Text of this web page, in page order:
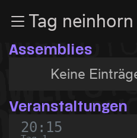
Zum InhaltTag neinhorn
Assemblies
Keine
Veranstaltungen
20:15